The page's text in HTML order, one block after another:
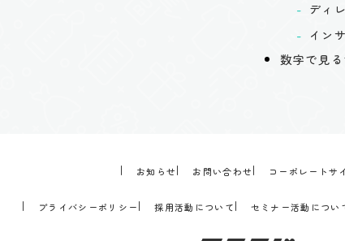
ディ
イン
数字で見
お知らせ お問い合わせ コーポレートサ
プライバシーポリシー 採用活動について セミナー活動につい